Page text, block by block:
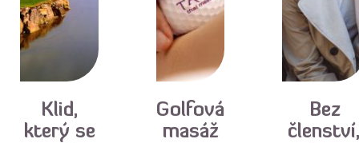
Klid,
který se
Golfová
masáž
Bez